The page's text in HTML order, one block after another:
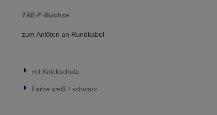
TAE-F-Buchse
zum Anlöten an Rundkabel
mit Knickschutz
Farbe weiß / schwarz